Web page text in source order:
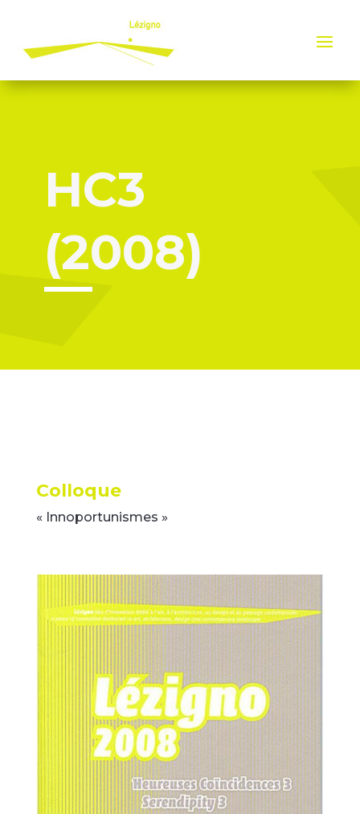
HC3
(2008)
Colloque
« Innoportunismes »